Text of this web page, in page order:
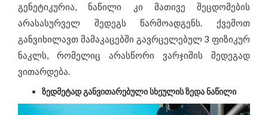
გენეტიკურია, ნაწილი კი მათივე შეცდომების
არასასურველ შედეგს წარმოადგენს. ქვემოთ
განვიხილავთ მამაკაცებში გავრცელებულ 3 ფიზიკურ
ნაკლს, რომელიც არასწორი ვარჯიშის შედეგად
ვითარდება.
ზედმეტად განვითარებული სხეულის ზედა ნაწილი